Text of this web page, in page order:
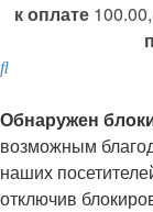
к оплате100.00,
Поиск
Обнаружен
возможным
наших
отключив